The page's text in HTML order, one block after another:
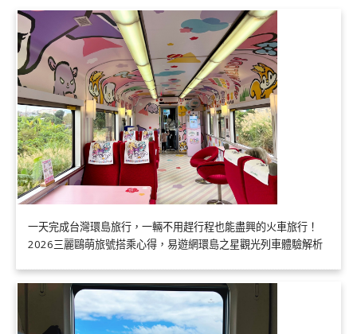
一天完成台灣環島旅行，一輛不用趕行程也能盡興的火車旅行！
2026三麗鷗萌旅號搭乘心得，易遊網環島之星觀光列車體驗解析